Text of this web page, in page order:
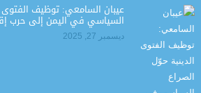
عيبان السامعي: توظيف الفتوى
السياسي في اليمن إلى حرب
ديسمبر 27, 2025